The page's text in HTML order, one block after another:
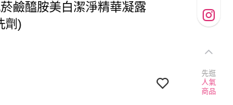
鹼醯胺美白潔淨精華凝露
劑)
先逛
人氣
商品